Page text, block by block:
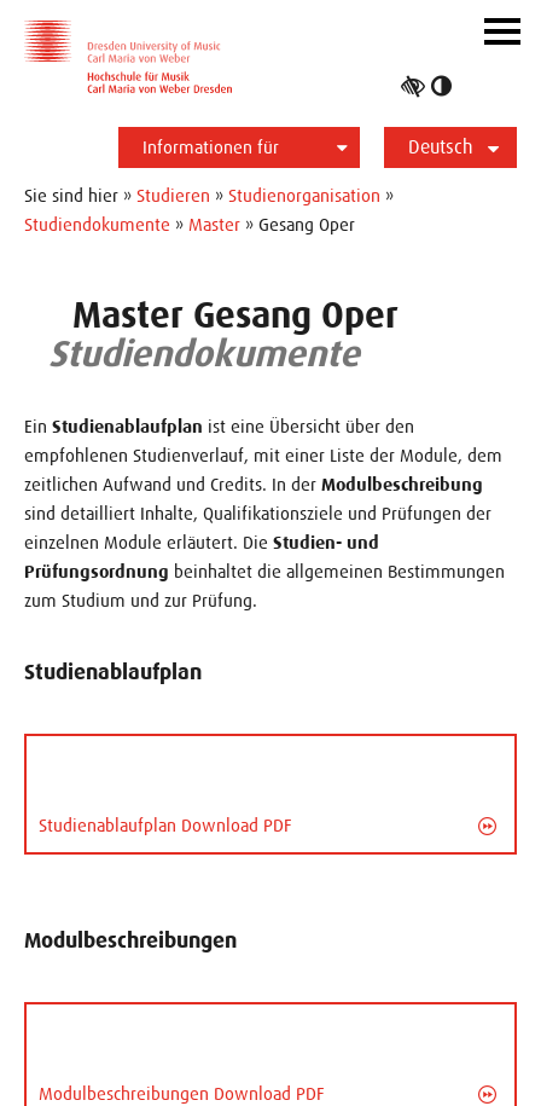
Informationen für
Studierende
Bewerber*innen
International
Presse
Alumni
Deutsch
ein-/
Sie sind hier » Studieren » Studienorganisation »
Studiendokumente » Master » Gesang Oper
Master Gesang Oper
Studiendokumente
Ein Studienablaufplan ist eine Übersicht über den
empfohlenen Studienverlauf, mit einer Liste der Module, dem
zeitlichen Aufwand und Credits. In der Modulbeschreibung
sind detailliert Inhalte, Qualifikationsziele und Prüfungen der
einzelnen Module erläutert. Die Studien- und
Prüfungsordnung beinhaltet die allgemeinen Bestimmungen
zum Studium und zur Prüfung.
Studienablaufplan
Studienablaufplan Download PDF
Modulbeschreibungen
Modulbeschreibungen Download PDF